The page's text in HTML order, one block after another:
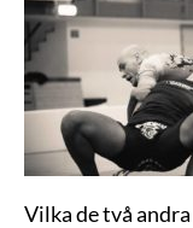
Vilka de två